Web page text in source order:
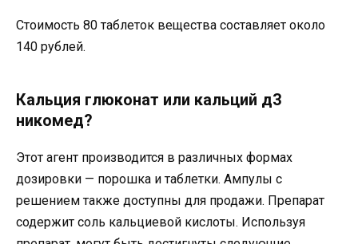
Стоимость 80 таблеток вещества составляет около
140 рублей.
Кальция глюкoнaт или кальций д3
никомед?
Этот агент производится в различных формах
дозировки — порошка и таблетки. Ампулы с
решением также доступны для продажи. Препарат
содержит соль кальциевой кислоты. Используя